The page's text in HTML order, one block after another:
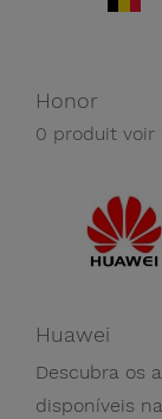
Honor
0 produit voir
Huawei
Descubra os
disponíveis